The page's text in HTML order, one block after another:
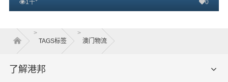
1千 0
查看详细
>
TAGS标签
>
澳门物流
了解港邦